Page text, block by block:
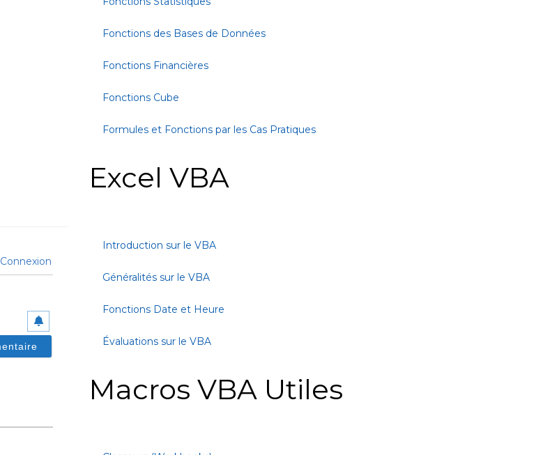
Connexion
Fonctions des Bases de Données
Fonctions Financières
Fonctions Cube
Formules et Fonctions par les Cas Pratiques
Excel VBA
Introduction sur le VBA
Généralités sur le VBA
Fonctions Date et Heure
Évaluations sur le VBA
Macros VBA Utiles